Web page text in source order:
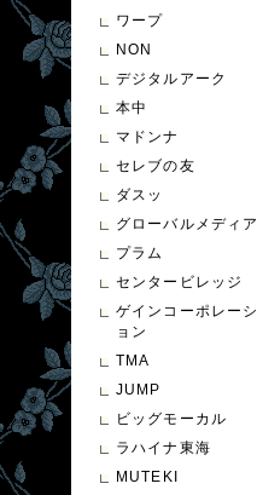
ワープ
NON
デジタルアーク
本中
マドンナ
セレブの友
ダスッ
グローバルメディア
プラム
センタービレッジ
ゲインコーポレーシ
ョン
TMA
JUMP
ビッグモーカル
ラハイナ東海
MUTEKI